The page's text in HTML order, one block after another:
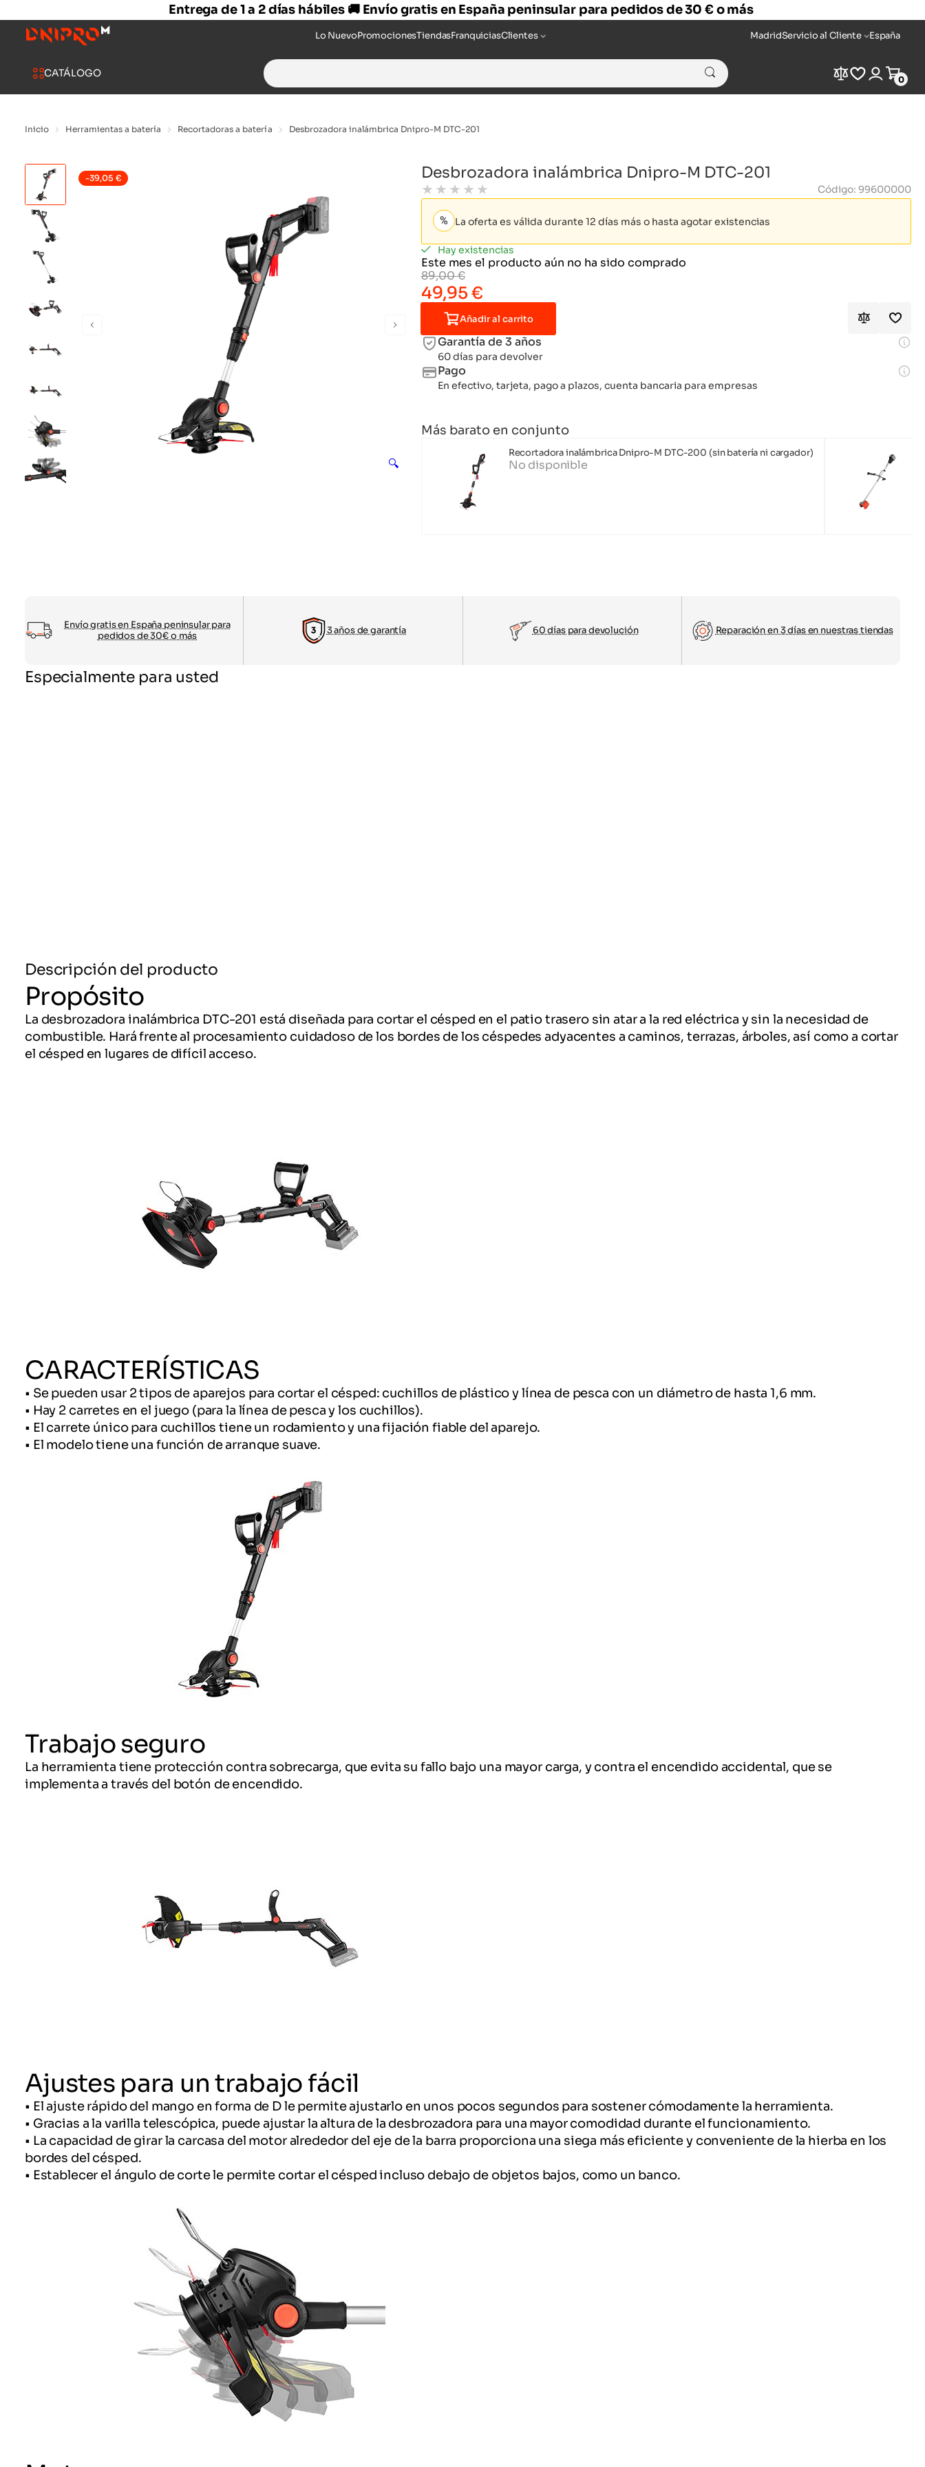
Entrega de 1 a 2 días hábiles 🚚 Envío gratis en España peninsular para pedidos de 30 € o más
Lo NuevoPromocionesTiendasFranquiciasClientes MadridServicio al Cliente España
CATÁLOGO
Search
for:
Compare
Wishlist
Login
Cart
0
Inicio Herramientas a batería Recortadoras a batería Desbrozadora inalámbrica Dnipro-M DTC-201
-39,05€
🔍
Desbrozadora inalámbrica Dnipro-M DTC-201
★ ★ ★ ★ ★ Código: 99600000
La oferta es válida durante 12 días más o hasta agotar existencias
Hay existencias
Este mes el producto aún no ha sido comprado
49,95 €
89,00€
Añadir al carrito
Garantía de 3 años
60 días para devolver
Pago
En efectivo, tarjeta, pago a plazos, cuenta bancaria para empresas
Más barato en conjunto
Recortadora inalámbrica Dnipro-M DTC-200 (sin batería ni cargador)
No disponible
Envío gratis en España peninsular para
pedidos de 30€ o más
3 años de garantía 60 días para devolución Reparación en 3 días en nuestras tiendas
Especialmente para usted
Descripción del producto
Propósito
La desbrozadora inalámbrica DTC-201 está diseñada para cortar el césped en el patio trasero sin atar a la red eléctrica y sin la necesidad de
combustible. Hará frente al procesamiento cuidadoso de los bordes de los céspedes adyacentes a caminos, terrazas, árboles, así como a cortar
el césped en lugares de difícil acceso.
CARACTERÍSTICAS
• Se pueden usar 2 tipos de aparejos para cortar el césped: cuchillos de plástico y línea de pesca con un diámetro de hasta 1,6 mm.
• Hay 2 carretes en el juego (para la línea de pesca y los cuchillos).
• El carrete único para cuchillos tiene un rodamiento y una fijación fiable del aparejo.
• El modelo tiene una función de arranque suave.
Trabajo seguro
La herramienta tiene protección contra sobrecarga, que evita su fallo bajo una mayor carga, y contra el encendido accidental, que se
implementa a través del botón de encendido.
Ajustes para un trabajo fácil
• El ajuste rápido del mango en forma de D le permite ajustarlo en unos pocos segundos para sostener cómodamente la herramienta.
• Gracias a la varilla telescópica, puede ajustar la altura de la desbrozadora para una mayor comodidad durante el funcionamiento.
• La capacidad de girar la carcasa del motor alrededor del eje de la barra proporciona una siega más eficiente y conveniente de la hierba en los
bordes del césped.
• Establecer el ángulo de corte le permite cortar el césped incluso debajo de objetos bajos, como un banco.